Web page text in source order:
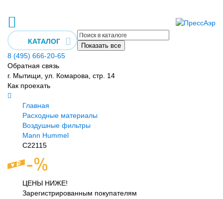
КАТАЛОГ
Показать все
8 (495) 666-20-65
Обратная связь
г. Мытищи, ул. Комарова, стр. 14
Как проехать
Главная
Расходные материалы
Воздушные фильтры
Mann Hummel
C22115
ЦЕНЫ НИЖЕ!
Зарегистрированным покупателям